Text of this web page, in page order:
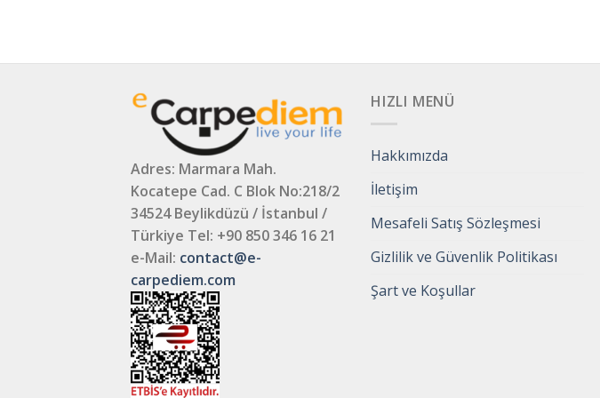
Adres: Marmara Mah.
Kocatepe Cad. C Blok No:218/2
34524 Beylikdüzü / İstanbul /
Türkiye Tel: +90 850 346 16 21
e-Mail: contact@e-
carpediem.com
HIZLI MENÜ
Hakkımızda
İletişim
Mesafeli Satış Sözleşmesi
Gizlilik ve Güvenlik Politikası
Şart ve Koşullar